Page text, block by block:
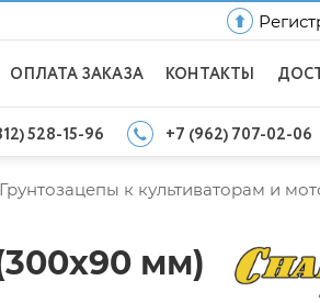
ОПЛАТА ЗАКАЗА КОНТАКТЫ
528-15-96 +7 (962) 707-02-06
Грунтозацепы к культиваторам и
мм)